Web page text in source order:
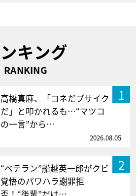
キング
RANKING
1
高橋真麻、「コネだブサイク
だ」と叩かれるも…“マツコ
の一言”から…
2026.08.05
2
“ベテラン”船越英一郎がクビ
覚悟のパワハラ謝罪拒